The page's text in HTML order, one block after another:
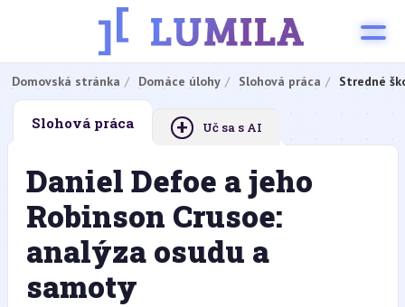
Domovská stránka Domáce úlohy Slohová práca Stredné
Slohová práca + Uč sa s AI
Daniel Defoe a jeho
Robinson Crusoe:
analýza osudu a
samoty